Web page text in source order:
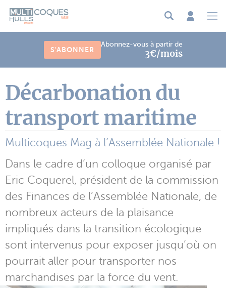
S'ABONNER
Abonnez-vous à partir de
3€/mois
Décarbonation du
transport maritime
Multicoques Mag à l’Assemblée Nationale !
Dans le cadre d’un colloque organisé par
Eric Coquerel, président de la commission
des Finances de l’Assemblée Nationale, de
nombreux acteurs de la plaisance
impliqués dans la transition écologique
sont intervenus pour exposer jusqu’où on
pourrait aller pour transporter nos
marchandises par la force du vent.